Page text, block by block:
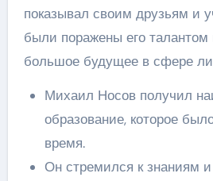
показывал своим друзьям и
были поражены его
большое будущее в сфере
Михаил Носов получил
образование, которое
время.
Он стремился к знаниям и